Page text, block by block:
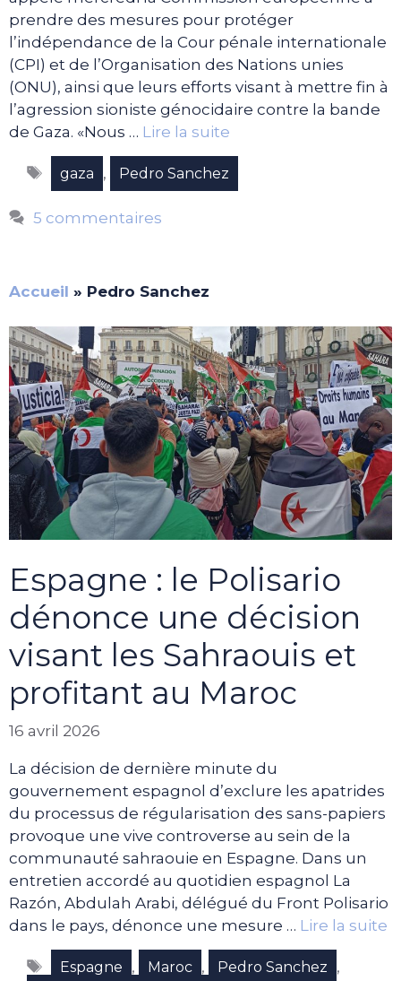
prendre des mesures pour protéger
l’indépendance de la Cour pénale internationale
(CPI) et de l’Organisation des Nations unies
(ONU), ainsi que leurs efforts visant à mettre fin à
l’agression sioniste génocidaire contre la bande
de Gaza. «Nous … Lire la suite
Étiquettes
gaza , Pedro Sanchez
5 commentaires
Accueil » Pedro Sanchez
Espagne : le Polisario
dénonce une décision
visant les Sahraouis et
profitant au Maroc
16 avril 2026
La décision de dernière minute du
gouvernement espagnol d’exclure les apatrides
du processus de régularisation des sans-papiers
provoque une vive controverse au sein de la
communauté sahraouie en Espagne. Dans un
entretien accordé au quotidien espagnol La
Razón, Abdulah Arabi, délégué du Front Polisario
dans le pays, dénonce une mesure … Lire la suite
Étiquettes
Espagne , Maroc , Pedro Sanchez ,